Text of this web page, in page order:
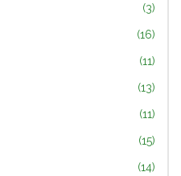
(3)
(16)
(11)
(13)
(11)
(15)
(14)